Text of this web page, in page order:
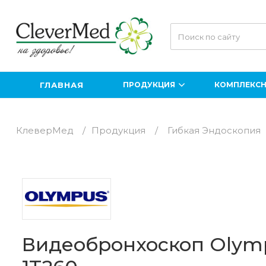
ГЛАВНАЯ ПРОДУКЦИЯ
Видеоэндоскопы Pentax.
Рентгенология
Ультразвуковая диагностика
КлеверМед / Продукция / Гибкая Эндоскопия
Видеобронхоскоп